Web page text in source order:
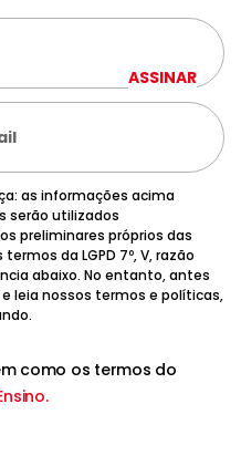
as informações acima
serão utilizados
preliminares próprios das
da LGPD 7º, V, razão
abaixo. No entanto, antes
leia nossos termos e políticas,
como os termos do
ASSINAR